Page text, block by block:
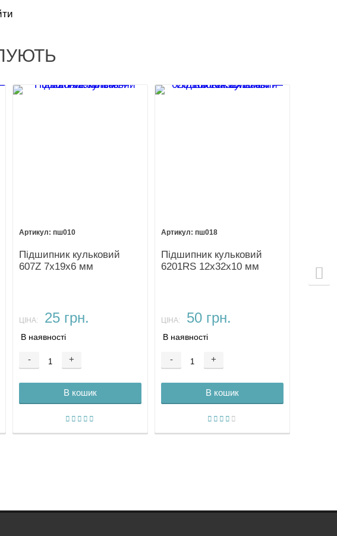
пш010
Підшипник кульковий
607Z 7х19х6 мм
ЦІНА: 25 грн.
В наявності
- +
В кошик
пш018
Підшипник кульковий
6201RS 12х32х10 мм
ЦІНА: 50 грн.
В наявності
- +
В кошик